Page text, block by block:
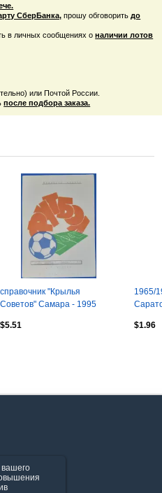
СберБанка, прошу обговорить до
в личных сообщениях оналичии лотов
или Почтой России.
после подбора заказа.
справочник "Крылья
Советов" Самара - 1995
$5.51
1965/
$1.96